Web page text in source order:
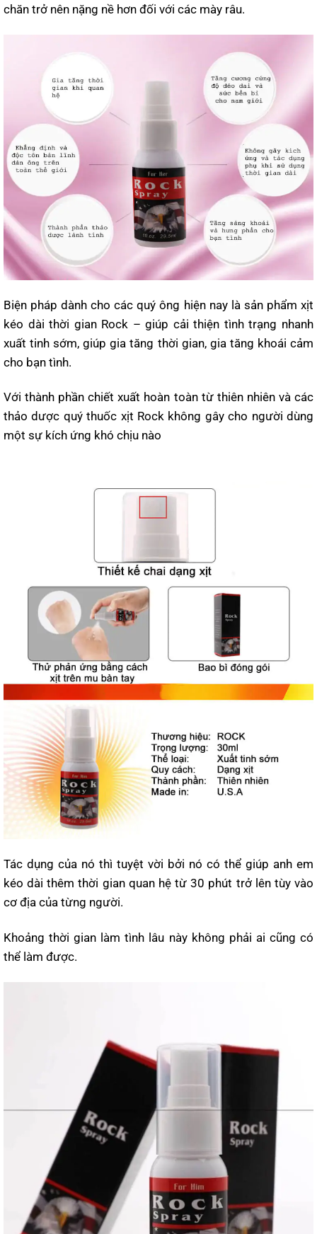
chăn trở nên nặng nề hơn đối với các mày râu.
Biện pháp dành cho các quý ông hiện nay là sản phẩm xịt
kéo dài thời gian Rock – giúp cải thiện tình trạng nhanh
xuất tinh sớm, giúp gia tăng thời gian, gia tăng khoái cảm
cho bạn tình.
Với thành phần chiết xuất hoàn toàn từ thiên nhiên và các
thảo dược quý thuốc xịt Rock không gây cho người dùng
một sự kích ứng khó chịu nào
Tác dụng của nó thì tuyệt vời bởi nó có thể giúp anh em
kéo dài thêm thời gian quan hệ từ 30 phút trở lên tùy vào
cơ địa của từng người.
Khoảng thời gian làm tình lâu này không phải ai cũng có
thể làm được.